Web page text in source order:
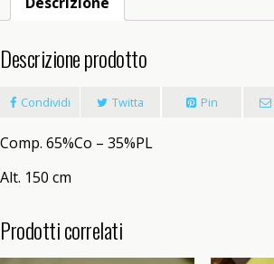
Descrizione prodotto
Condividi Twitta Pin
Comp. 65%Co – 35%PL
Alt. 150 cm
Prodotti correlati